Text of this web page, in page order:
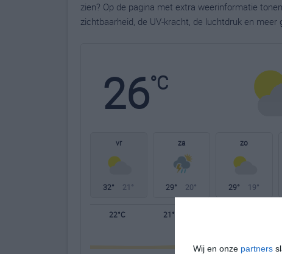
Wij en onze partners
zien? Op de pagina met extra weerinformatie
zichtbaarheid, de UV-kracht, de luchtdruk en meer
26°C
vr
32° 21°
za
29° 20°
zo
29° 19°
22°C 21°C